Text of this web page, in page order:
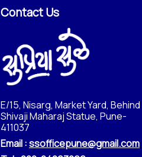
Contact Us
E/15, Nisarg, Market Yard, Behind
Shivaji Maharaj Statue, Pune-
411037
Email :ssofficepune@gmail.com